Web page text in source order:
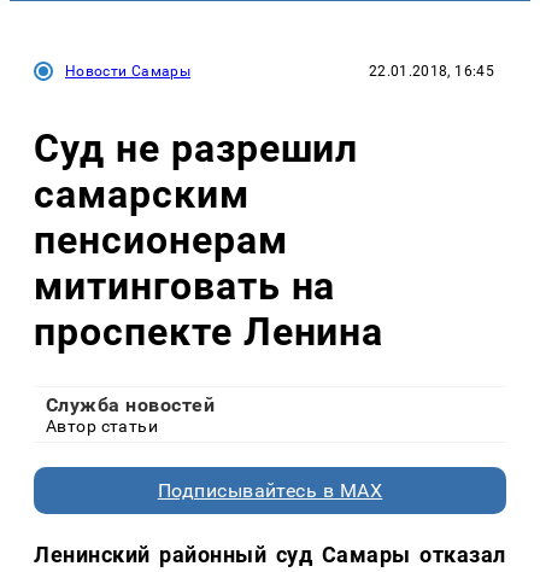
Новости Самары 22.01.2018, 16:45
Суд не разрешил
самарским
пенсионерам
митинговать на
проспекте Ленина
Служба новостей
Автор статьи
Подписывайтесь в MAX
Ленинский районный суд Самары отказал